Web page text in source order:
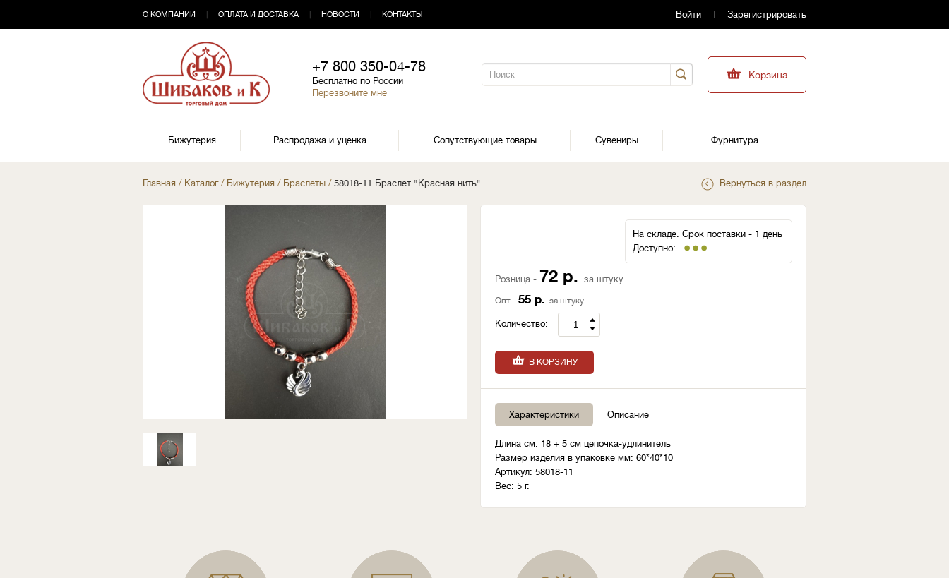
О КОМПАНИИ ОПЛАТА И ДОСТАВКА НОВОСТИ КОНТАКТЫ Войти Зарегистрировать
+7 800 350-04-78
Бесплатно по России
Перезвоните мне
Корзина
Бижутерия Распродажа и уценка Сопутствующие товары Сувениры Фурнитура
Главная / Каталог/ Бижутерия / Браслеты / 58018-11 Браслет "Красная нить" Вернуться в раздел
На складе. Срок поставки - 1 день
Доступно:
Розница - 72 р. за штуку
Опт - 55 р. за штуку
Количество:
В КОРЗИНУ
Характеристики Описание
Длина см: 18 + 5 см цепочка-удлинитель
Размер изделия в упаковке мм: 60*40*10
Артикул: 58018-11
Вес: 5 г.